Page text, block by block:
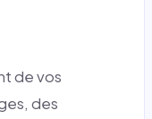
de vos
des